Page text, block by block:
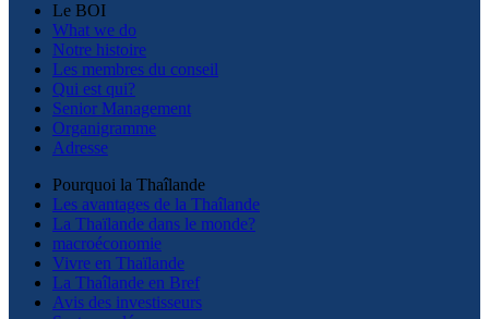
Le BOI
What we do
Notre histoire
Les membres du conseil
Qui est qui?
Senior Management
Organigramme
Adresse
Pourquoi la Thaîlande
Les avantages de la Thaîlande
La Thaïlande dans le monde?
macroéconomie
Vivre en Thaïlande
La Thaîlande en Bref
Avis des investisseurs